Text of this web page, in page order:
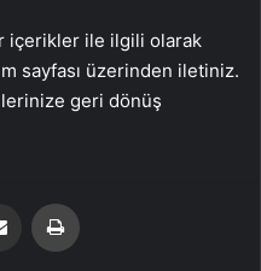
içerikler ile ilgili olarak
sayfası üzerinden iletiniz.
geri dönüş
Email'den paylaş